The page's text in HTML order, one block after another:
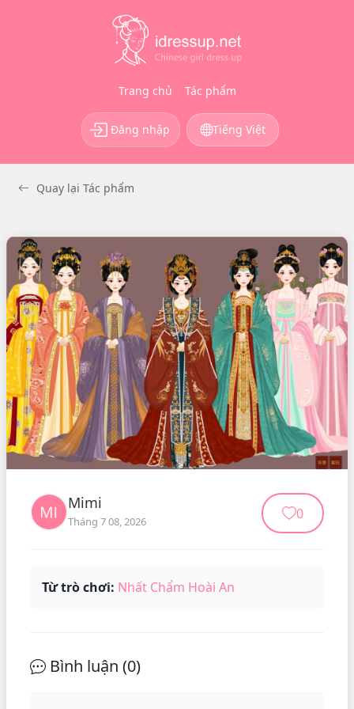
Trang chủ Tác phẩm
Đăng nhập Tiếng Việt
Quay lại Tác phẩm
Mimi
Tháng 7 08, 2026 0
Từ trò chơi: Nhất Chẩm Hoài An
Bình luận (0)